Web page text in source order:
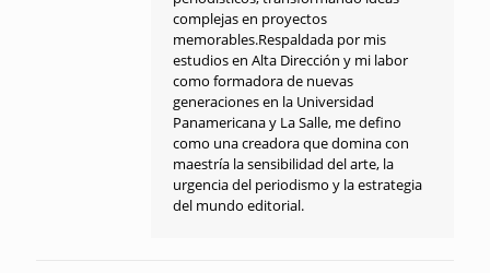
complejas en proyectos
memorables.Respaldada por mis
estudios en Alta Dirección y mi labor
como formadora de nuevas
generaciones en la Universidad
Panamericana y La Salle, me defino
como una creadora que domina con
maestría la sensibilidad del arte, la
urgencia del periodismo y la estrategia
del mundo editorial.